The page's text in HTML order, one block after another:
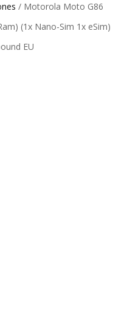
/ Motorola Moto G86
(1x Nano-Sim 1x eSim)
EU